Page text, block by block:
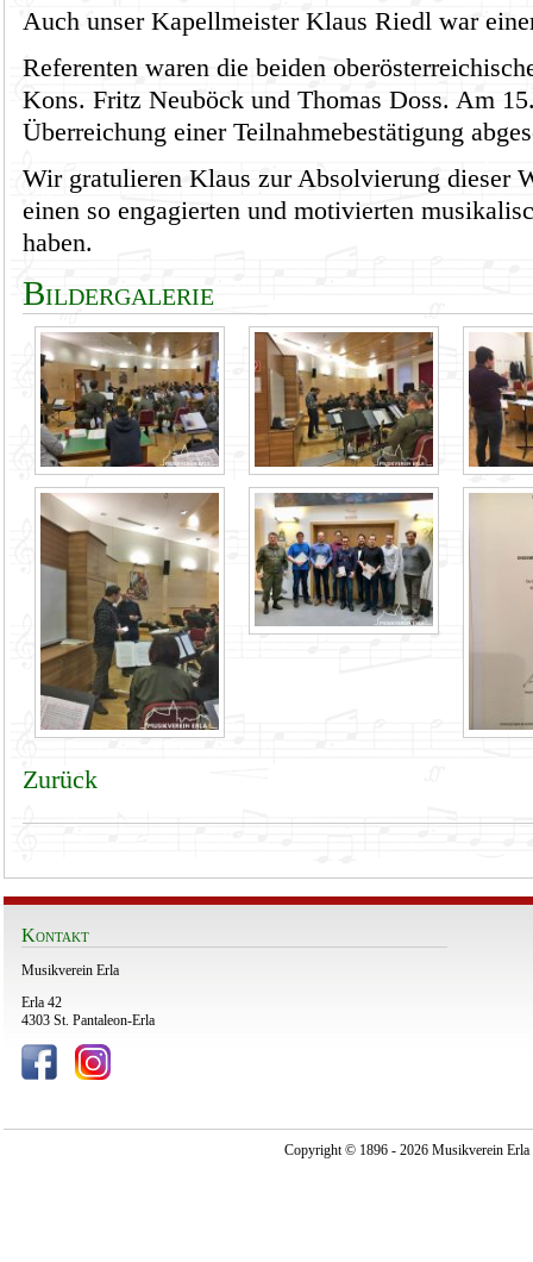
Auch unser Kapellmeister Klaus Riedl war
Referenten waren die beiden
Kons. Fritz Neuböck und Thomas Doss. Am
Überreichung einer Teilnahmebestätigung
Wir gratulieren Klaus zur Absolvierung dieser
einen so engagierten und motivierten
haben.
Bildergalerie
Zurück
Kontakt
Musikverein Erla
Erla 42
4303 St. Pantaleon-Erla
Copyright © 1896 - 2026 Musikverein Erla